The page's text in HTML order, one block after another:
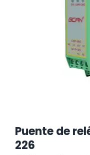
Puente de
226